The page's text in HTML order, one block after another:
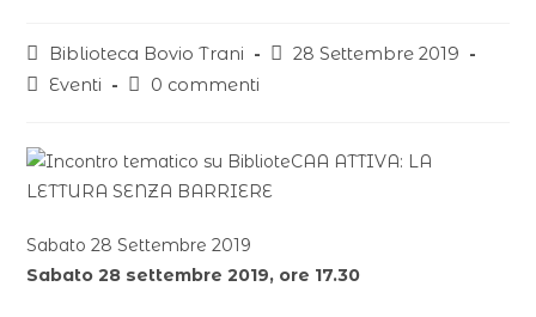
Biblioteca Bovio Trani
28 Settembre 2019
Eventi
0 commenti
Sabato 28 Settembre 2019
Sabato 28 settembre 2019, ore 17.30